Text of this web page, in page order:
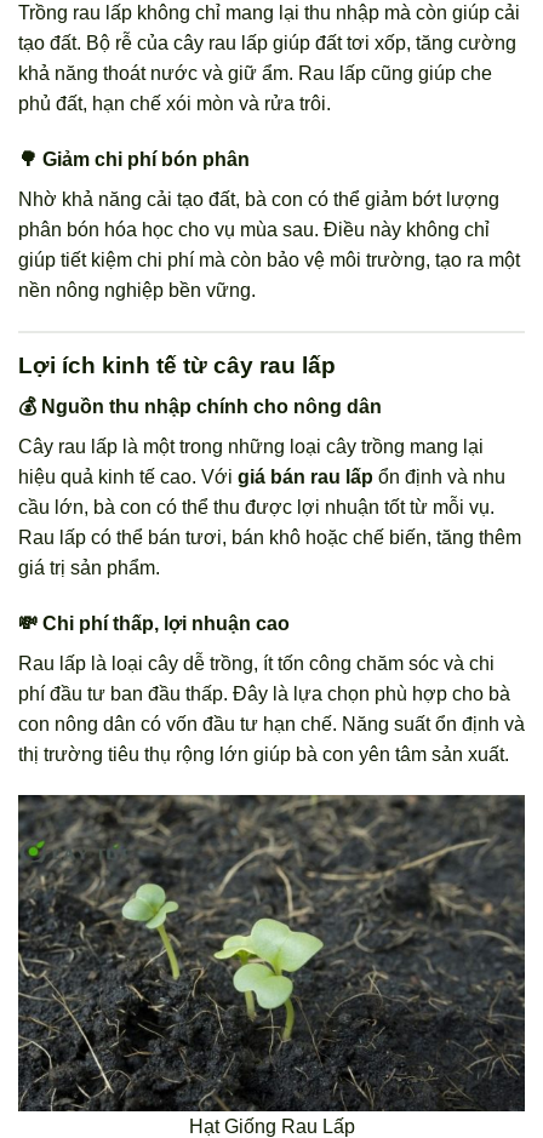
Trồng rau lấp không chỉ mang lại thu nhập mà còn giúp cải
tạo đất. Bộ rễ của cây rau lấp giúp đất tơi xốp, tăng cường
khả năng thoát nước và giữ ẩm. Rau lấp cũng giúp che
phủ đất, hạn chế xói mòn và rửa trôi.
🌳 Giảm chi phí bón phân
Nhờ khả năng cải tạo đất, bà con có thể giảm bớt lượng
phân bón hóa học cho vụ mùa sau. Điều này không chỉ
giúp tiết kiệm chi phí mà còn bảo vệ môi trường, tạo ra một
nền nông nghiệp bền vững.
Lợi ích kinh tế từ cây rau lấp
💰 Nguồn thu nhập chính cho nông dân
Cây rau lấp là một trong những loại cây trồng mang lại
hiệu quả kinh tế cao. Với giá bán rau lấp ổn định và nhu
cầu lớn, bà con có thể thu được lợi nhuận tốt từ mỗi vụ.
Rau lấp có thể bán tươi, bán khô hoặc chế biến, tăng thêm
giá trị sản phẩm.
💸 Chi phí thấp, lợi nhuận cao
Rau lấp là loại cây dễ trồng, ít tốn công chăm sóc và chi
phí đầu tư ban đầu thấp. Đây là lựa chọn phù hợp cho bà
con nông dân có vốn đầu tư hạn chế. Năng suất ổn định và
thị trường tiêu thụ rộng lớn giúp bà con yên tâm sản xuất.
Hạt Giống Rau Lấp